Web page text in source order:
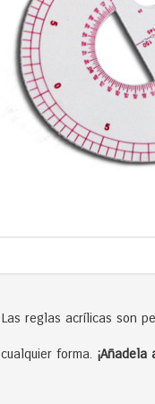
Las reglas acrílicas son
cualquier forma. ¡Añadela